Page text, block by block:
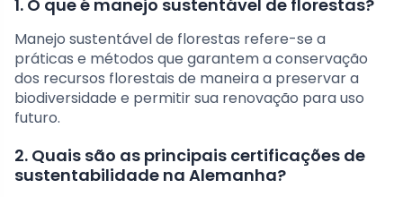
1. O que é manejo sustentável de florestas?
Manejo sustentável de florestas refere-se a
práticas e métodos que garantem a conservação
dos recursos florestais de maneira a preservar a
biodiversidade e permitir sua renovação para uso
futuro.
2. Quais são as principais certificações de
sustentabilidade na Alemanha?